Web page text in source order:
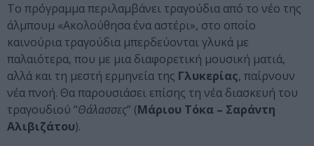
Το πρόγραμμα περιλαμβάνει τραγούδια από το νέο της
άλμπουμ «Ακολούθησα ένα αστέρι», στο οποίο
καινούρια τραγούδια μπερδεύονται γλυκά με
παλαιότερα, που με μια διαφορετική μουσική ματιά,
αλλά και τη μεστή ερμηνεία της Γλυκερίας, παίρνουν
νέα πνοή. Θα παρουσιάσει επίσης τη νέα διασκευή του
τραγουδιού “Θάλασσες” (Μάριου Τόκα – Σαράντη
Αλιβιζάτου).